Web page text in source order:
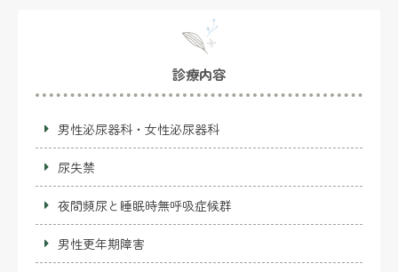
診療内容
男性泌尿器科・女性泌尿器科
尿失禁
夜間頻尿と睡眠時無呼吸症候群
男性更年期障害